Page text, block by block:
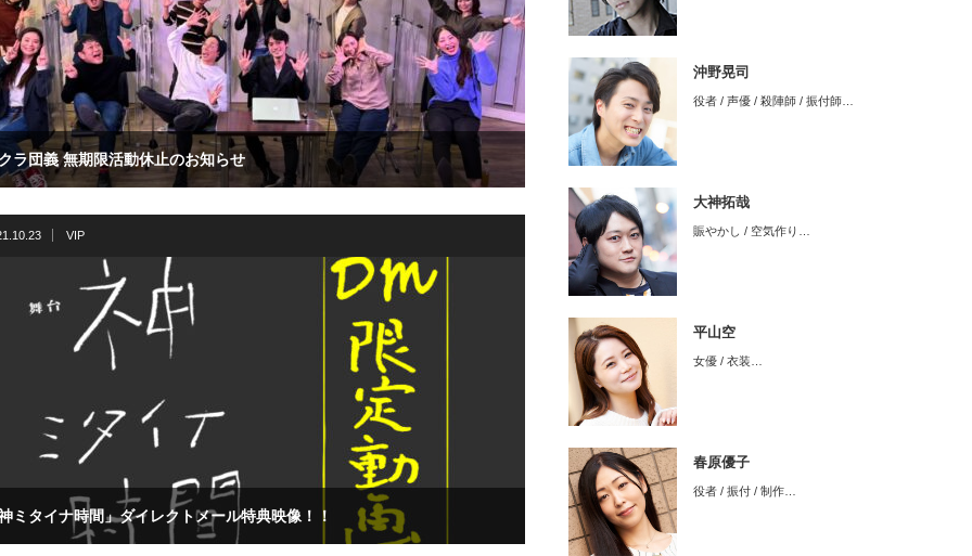
ラ団義 無期限活動休止のお知らせ
VIP
ミタイナ時間」ダイレクトメール特典映像！！
沖野晃司
役者 / 声優 / 殺陣師 / 振付師…
大神拓哉
賑やかし / 空気作り…
平山空
女優 / 衣装…
春原優子
役者 / 振付 / 制作…